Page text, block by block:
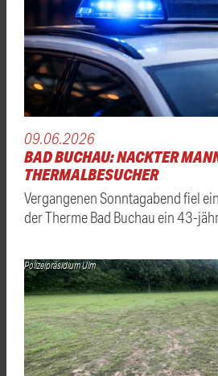
09.06.2026
BAD BUCHAU: NACKTER
THERMALBESUCHER
Vergangenen Sonntagabend fiel
der Therme Bad Buchau ein 43-
Polizeipräsidium Ulm